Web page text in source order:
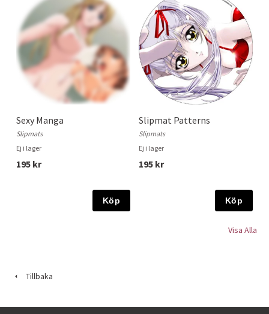
Sexy Manga
Slipmats
Ej i lager
195 kr
Köp
Slipmat Patterns
Slipmats
Ej i lager
195 kr
Köp
Visa Alla
Tillbaka